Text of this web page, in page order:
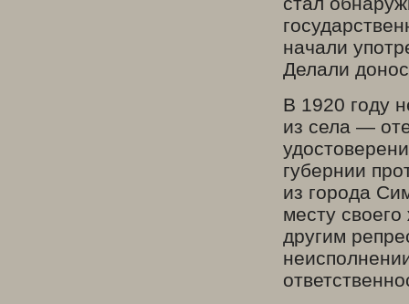
начали
Делали
В 1920 году
из села —
губернии
из города
месту
другим